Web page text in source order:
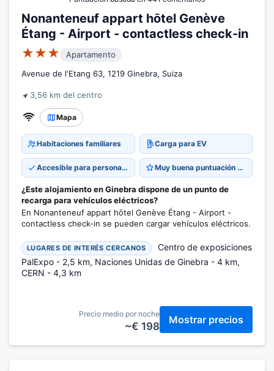
Nonanteneuf appart hōtel Genève
Étang - Airport - contactless check-in
★★★
Apartamento
Avenue de l'Etang 63, 1219 Ginebra, Suiza
3,56 km del centro
Mapa
Habitaciones familiares Carga para EV
Accesible para personas con movilidad reducida Muy buena puntuación 8,8
¿Este alojamiento en Ginebra dispone de un punto de
recarga para vehículos eléctricos?
En Nonanteneuf appart hōtel Genève Étang - Airport -
contactless check-in se pueden cargar vehículos eléctricos.
LUGARES DE INTERÉS CERCANOS
Centro de exposiciones
PalExpo - 2,5 km, Naciones Unidas de Ginebra - 4 km,
CERN - 4,3 km
Precio medio por noche
~€ 198
Mostrar precios